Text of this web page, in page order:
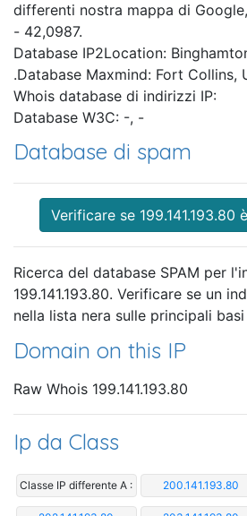
differenti nostra mappa di
- 42,0987.
Database IP2Location:
.Database Maxmind: Fort Collins,
Whois database di indirizzi IP:
Database W3C: -, -
Database di spam
Verificare se 199.141.193.80
Ricerca del database SPAM per
199.141.193.80. Verificare se un
nella lista nera sulle principali
Domain on this IP
Raw Whois 199.141.193.80
Ip da Class
Classe IP differente A : 200.141.193.80